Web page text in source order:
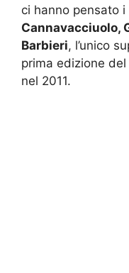
ci hanno pensato
Cannavacciuolo,
Barbieri, l’unico
prima edizione
nel 2011.